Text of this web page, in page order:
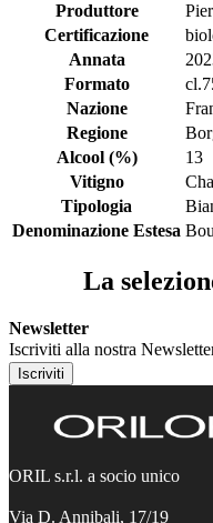
Produttore
Certificazione
Annata
Formato
Nazione
Regione
Alcool (%)
13
Vitigno
Tipologia
Denominazione Estesa
La
Newsletter
Iscriviti alla nostra
Iscriviti
ORIL s.r.l. a socio unico
Via D. Annibali, 17/19